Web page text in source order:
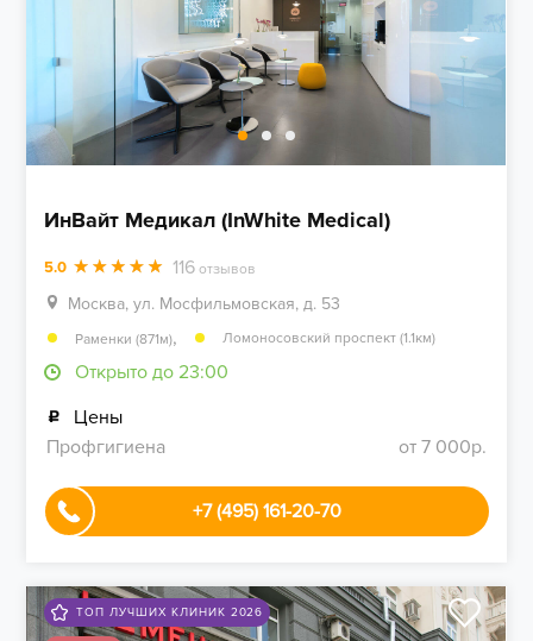
ИнВайт Медикал (InWhite Medical)
5.0 116 отзывов
Москва, ул. Мосфильмовская, д. 53
Раменки (871м), Ломоносовский проспект (1.1км)
Открыто до 23:00
Цены
Профгигиена
от 7 000р.
+7 (495) 161-20-70
ТОП ЛУЧШИХ КЛИНИК 2026